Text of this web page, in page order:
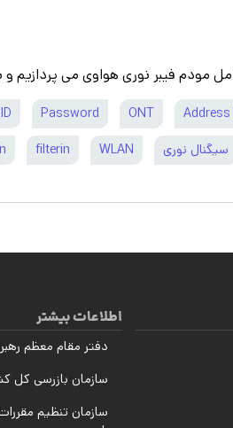
مودم فیبر نوری هواوی می پردازیم
ONT
Password
سیگنال نوری WLAN
filterin
اطلاعات بیشتر
دفتر مقام معظم
سازمان بازرسی کل
سازمان تنظیم